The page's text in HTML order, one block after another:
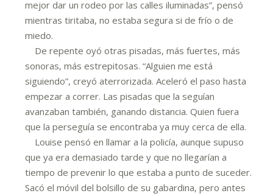
mejor dar un rodeo por las calles iluminadas”, pensó
mientras tiritaba, no estaba segura si de frío o de
miedo.
De repente oyó otras pisadas, más fuertes, más
sonoras, más estrepitosas. “Alguien me está
siguiendo”, creyó aterrorizada. Aceleró el paso hasta
empezar a correr. Las pisadas que la seguían
avanzaban también, ganando distancia. Quien fuera
que la perseguía se encontraba ya muy cerca de ella.
Louise pensó en llamar a la policía, aunque supuso
que ya era demasiado tarde y que no llegarían a
tiempo de prevenir lo que estaba a punto de suceder.
Sacó el móvil del bolsillo de su gabardina, pero antes